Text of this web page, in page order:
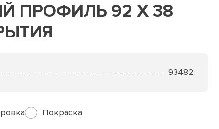
ПРОФИЛЬ 92 Х 38
93482
Покраска